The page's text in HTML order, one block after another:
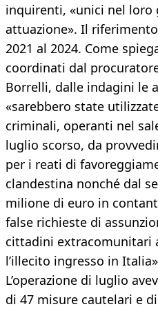
inquirenti, «unici nel loro
attuazione». Il
2021 al 2024. Come
coordinati dal
Borrelli, dalle indagini le
«sarebbero state
criminali, operanti nel
luglio scorso, da
per i reati di
clandestina nonché dal
milione di euro in
false richieste di
cittadini extracomunitari
l’illecito ingresso in
L’operazione di luglio
di 47 misure cautelari e